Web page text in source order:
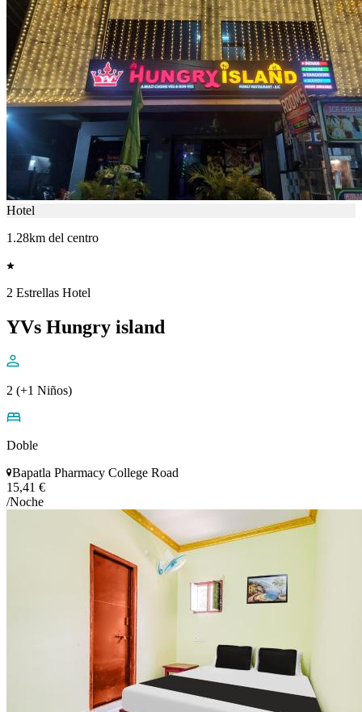
Hotel
1.28km del centro
2 Estrellas Hotel
YVs Hungry island
2 (+1 Niños)
Doble
Bapatla Pharmacy College Road
15,41 €
/Noche